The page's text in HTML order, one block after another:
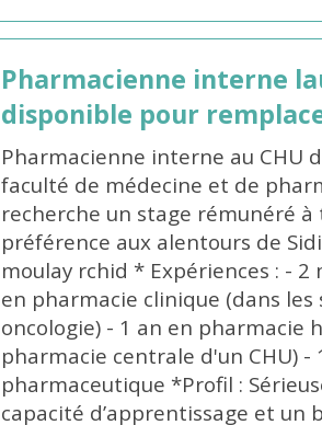
Pharmacienne interne
disponible pour
Pharmacienne interne au CHU
faculté de médecine et de
recherche un stage rémunéré
préférence aux alentours de
moulay rchid * Expériences : -
en pharmacie clinique (dans les
oncologie) - 1 an en pharmacie
pharmacie centrale d'un CHU)
pharmaceutique *Profil :
capacité d’apprentissage et un